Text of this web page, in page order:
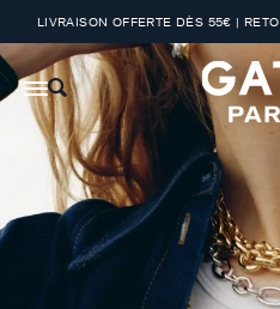
LIVRAISON OFFERTE DÈS 55€ |